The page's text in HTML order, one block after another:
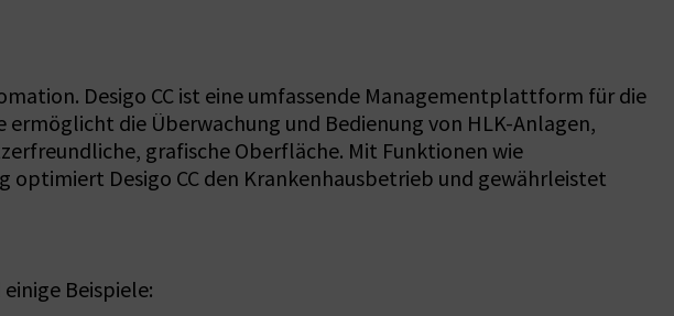
Desigo CC ist eine umfassende Managementplattform für die
die Überwachung und Bedienung von HLK-Anlagen,
grafische Oberfläche. Mit Funktionen wie
Desigo CC den Krankenhausbetrieb und gewährleistet
Beispiele: